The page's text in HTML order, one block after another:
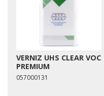
VERNIZ UHS CLEAR VOC
PREMIUM
057000131